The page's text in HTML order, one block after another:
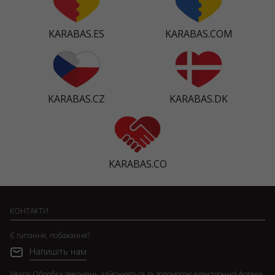
KARABAS.ES KARABAS.COM
KARABAS.CZ KARABAS.DK
KARABAS.CO
КОНТАКТИ
Є питання, побажання?
Напишіть нам